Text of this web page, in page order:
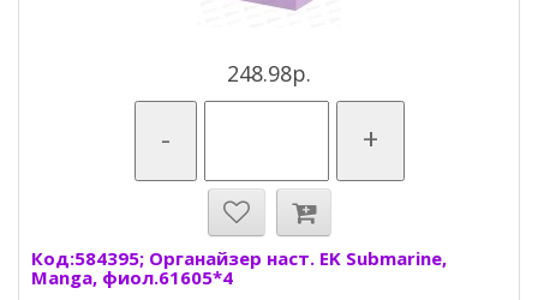
248.98р.
- +
Код:584395; Органайзер наст. EK Submarine,
Manga, фиол.61605*4